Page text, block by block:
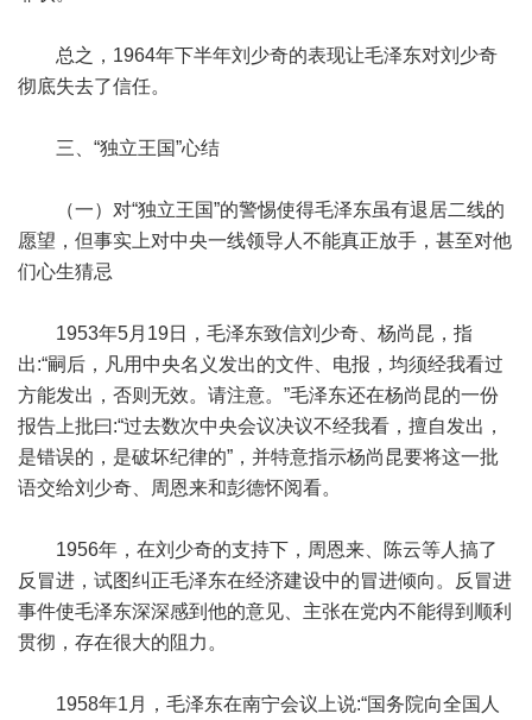
总之，1964年下半年刘少奇的表现让毛泽东对刘少奇
彻底失去了信任。
三、“独立王国”心结
（一）对“独立王国”的警惕使得毛泽东虽有退居二线的
愿望，但事实上对中央一线领导人不能真正放手，甚至对他
们心生猜忌
1953年5月19日，毛泽东致信刘少奇、杨尚昆，指
出:“嗣后，凡用中央名义发出的文件、电报，均须经我看过
方能发出，否则无效。请注意。”毛泽东还在杨尚昆的一份
报告上批曰:“过去数次中央会议决议不经我看，擅自发出，
是错误的，是破坏纪律的”，并特意指示杨尚昆要将这一批
语交给刘少奇、周恩来和彭德怀阅看。
1956年，在刘少奇的支持下，周恩来、陈云等人搞了
反冒进，试图纠正毛泽东在经济建设中的冒进倾向。反冒进
事件使毛泽东深深感到他的意见、主张在党内不能得到顺利
贯彻，存在很大的阻力。
1958年1月，毛泽东在南宁会议上说:“国务院向全国人